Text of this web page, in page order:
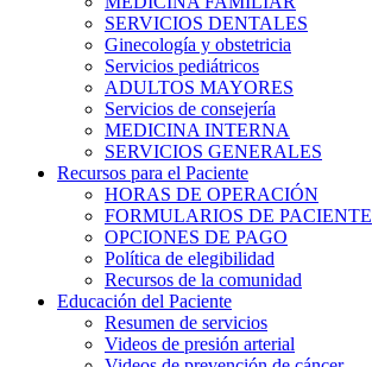
SERVICIOS DENTALES
Ginecología y obstetricia
Servicios pediátricos
ADULTOS MAYORES
Servicios de consejería
MEDICINA INTERNA
SERVICIOS GENERALES
Recursos para el Paciente
HORAS DE OPERACIÓN
FORMULARIOS DE PACIENTE
OPCIONES DE PAGO
Política de elegibilidad
Recursos de la comunidad
Educación del Paciente
Resumen de servicios
Videos de presión arterial